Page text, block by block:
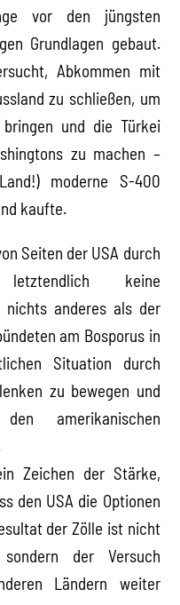
vor den jüngsten
Grundlagen gebaut.
Abkommen mit
zu schließen, um
und die Türkei
zu machen –
moderne S-400
kaufte.
Seiten der USA durch
keine
nichts anderes als der
am Bosporus in
Situation durch
zu bewegen und
amerikanischen
Zeichen der Stärke,
den USA die Optionen
der Zölle ist nicht
der Versuch
Ländern weiter